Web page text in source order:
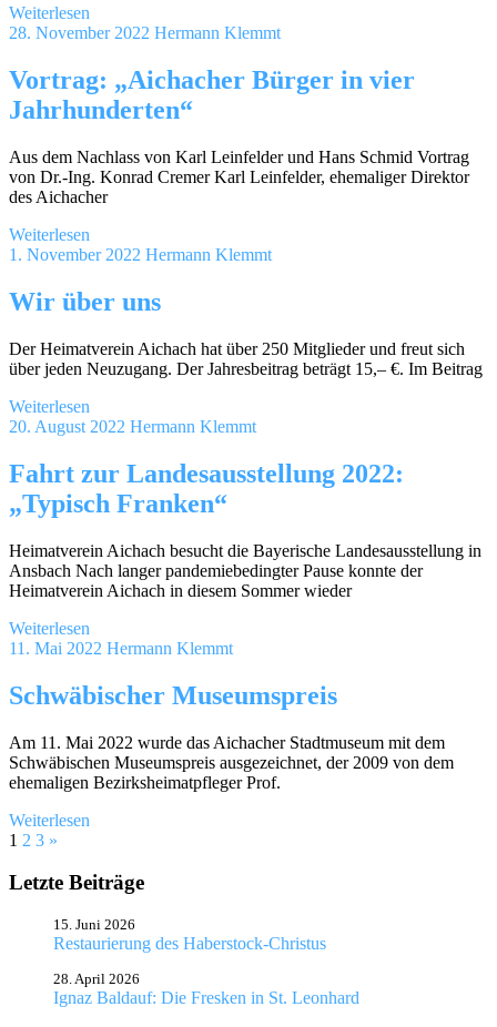
Weiterlesen
28. November 2022 Hermann Klemmt
Vortrag: „Aichacher Bürger in vier
Jahrhunderten“
Aus dem Nachlass von Karl Leinfelder und Hans Schmid Vortrag
von Dr.-Ing. Konrad Cremer Karl Leinfelder, ehemaliger Direktor
des Aichacher
Weiterlesen
1. November 2022 Hermann Klemmt
Wir über uns
Der Heimatverein Aichach hat über 250 Mitglieder und freut sich
über jeden Neuzugang. Der Jahresbeitrag beträgt 15,– €. Im Beitrag
Weiterlesen
20. August 2022 Hermann Klemmt
Fahrt zur Landesausstellung 2022:
„Typisch Franken“
Heimatverein Aichach besucht die Bayerische Landesausstellung in
Ansbach Nach langer pandemiebedingter Pause konnte der
Heimatverein Aichach in diesem Sommer wieder
Weiterlesen
11. Mai 2022 Hermann Klemmt
Schwäbischer Museumspreis
Am 11. Mai 2022 wurde das Aichacher Stadtmuseum mit dem
Schwäbischen Museumspreis ausgezeichnet, der 2009 von dem
ehemaligen Bezirksheimatpfleger Prof.
Weiterlesen
Seitennummerierung
der
1 2 3 Nächste
»
Letzte Beiträge
Restaurierung des Haberstock-Christus
15. Juni 2026
Ignaz Baldauf: Die Fresken in St. Leonhard
28. April 2026